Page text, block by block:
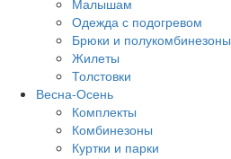
Малышам
Одежда с подогревом
Брюки и полукомбинезоны
Жилеты
Толстовки
Весна-Осень
Комплекты
Комбинезоны
Куртки и парки